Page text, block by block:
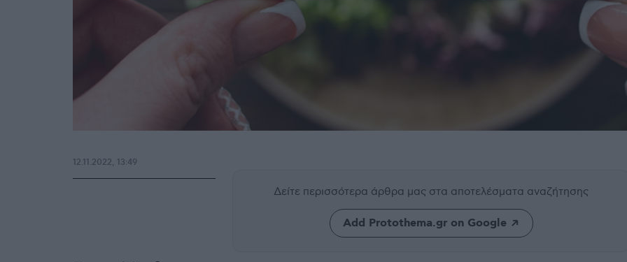
Δείτε περισσότερα άρθρα μας στα αποτελέσματα αναζήτησης
Add Protothema.gr on Google
12.11.2022, 13:49